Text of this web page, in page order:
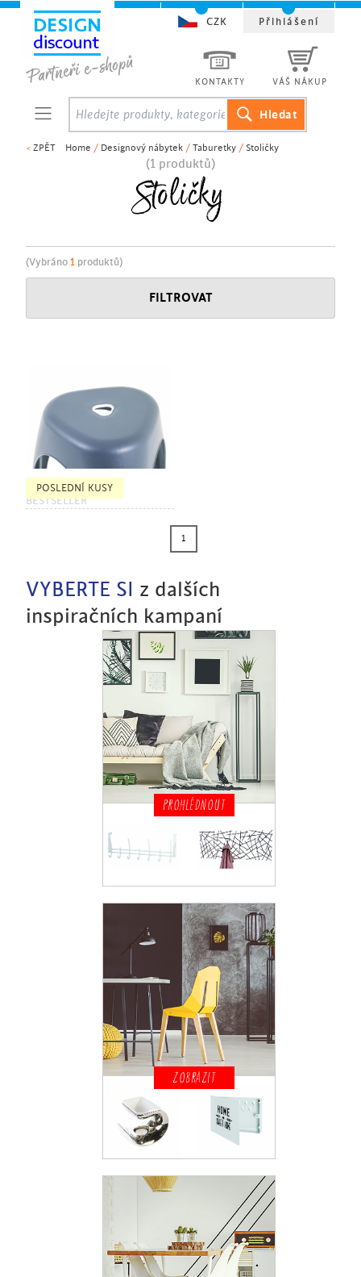
< ZPĚT Home / Designový nábytek / Taburetky / Stoličky
(1 produktů)
Stoličky
(Vybráno 1 produktů)
FILTROVAT
POSLEDNÍ KUSY
BESTSELLER
1
VYBERTE SI
z dalších
inspiračních kampaní
PROHLÉDNOUT
ZOBRAZIT
KONTAKTY VÁŠ NÁKUP
CZK Přihlášení